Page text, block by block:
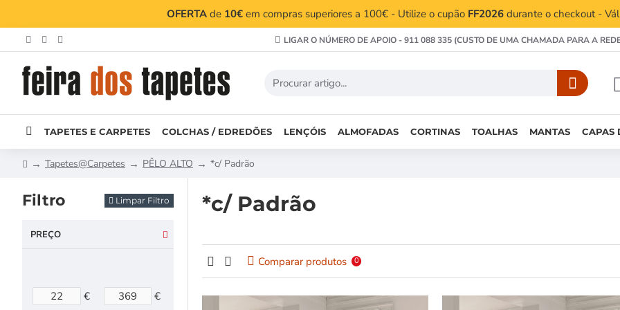
OFERTA de 10€ em compras superiores a 100€ - Utilize o cupão FF2026 durante o checkout -
LIGAR O NÚMERO DE APOIO - 911 088 335 (CUSTO DE UMA CHAMADA PARA A
TAPETES E CARPETES COLCHAS / EDREDÕES LENÇÓIS ALMOFADAS CORTINAS TOALHAS MANTAS CAPAS
Tapetes@Carpetes PÊLO ALTO *c/ Padrão
Filtro Limpar Filtro
PREÇO
€ €
*c/ Padrão
Comparar produtos 0